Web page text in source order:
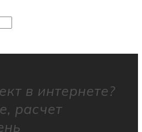
в интернете?
расчет